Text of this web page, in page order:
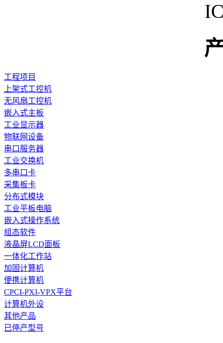
工程项目
上架式工控机
无风扇工控机
嵌入式主板
工业显示器
物联网设备
串口服务器
工业交换机
多串口卡
采集板卡
分布式模块
工业平板电脑
嵌入式操作系统
组态软件
液晶屏LCD面板
一体化工作站
加固计算机
便携计算机
CPCI-PXI-VPX平台
计算机外设
其他产品
已停产型号